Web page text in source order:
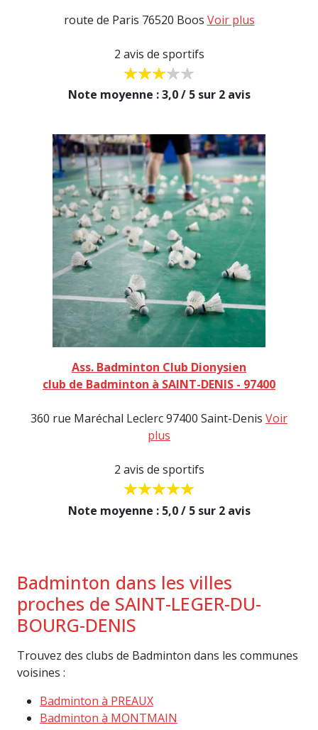
route de Paris 76520 Boos Voir plus
2 avis de sportifs
Note moyenne : 3,0 / 5 sur 2 avis
Ass. Badminton Club Dionysien
club de Badminton à SAINT-DENIS - 97400
360 rue Maréchal Leclerc 97400 Saint-Denis Voir
plus
2 avis de sportifs
Note moyenne : 5,0 / 5 sur 2 avis
Badminton dans les villes
proches de SAINT-LEGER-DU-
BOURG-DENIS
Trouvez des clubs de Badminton dans les communes
voisines :
Badminton à PREAUX
Badminton à MONTMAIN